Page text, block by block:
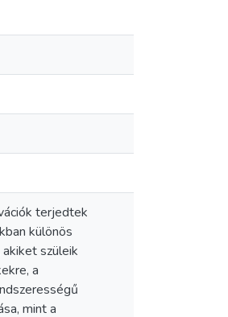
terjedtek
különös
szüleik
a
mint a